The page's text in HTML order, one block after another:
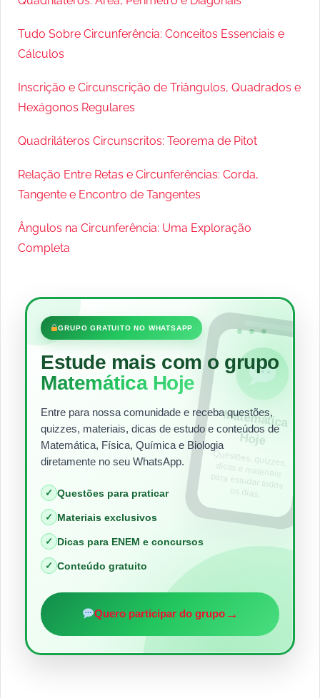
Tudo Sobre Circunferência: Conceitos Essenciais e
Cálculos
Inscrição e Circunscrição de Triângulos, Quadrados e
Hexágonos Regulares
Quadriláteros Circunscritos: Teorema de Pitot
Relação Entre Retas e Circunferências: Corda,
Tangente e Encontro de Tangentes
Ângulos na Circunferência: Uma Exploração
Completa
•••
GRUPO GRATUITO NO WHATSAPP
Estude mais com o grupo
Matemática Hoje
Entre para nossa comunidade e receba questões,
quizzes, materiais, dicas de estudo e conteúdos de
Matemática, Física, Química e Biologia
diretamente no seu WhatsApp.
✓ Questões para praticar
✓ Materiais exclusivos
✓ Dicas para ENEM e concursos
✓ Conteúdo gratuito
Quero participar do grupo→
Matem
ática
Hoje
Questões, quizzes,
dicas e materiais
para estudar todos
os dias.